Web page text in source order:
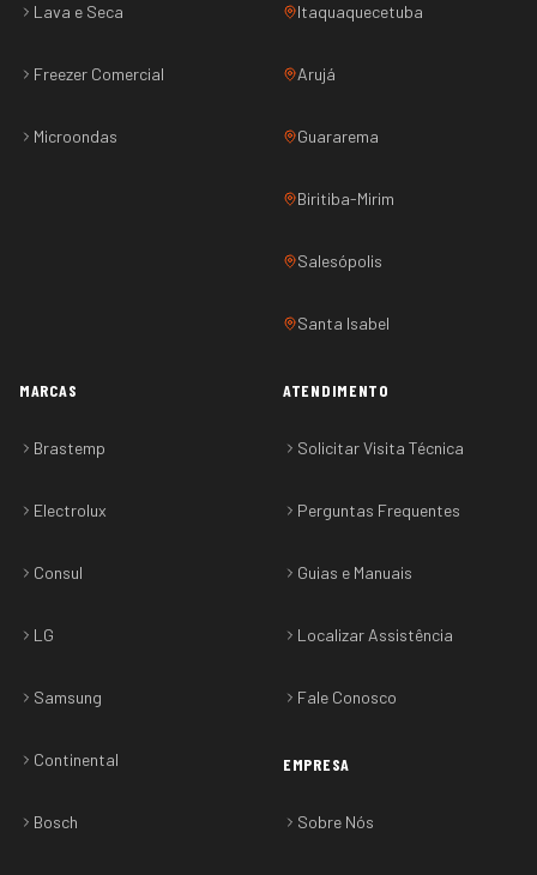
Lava e Seca
Freezer Comercial
Microondas
Itaquaquecetuba
Arujá
Guararema
Biritiba-Mirim
Salesópolis
Santa Isabel
MARCAS
Brastemp
Electrolux
Consul
LG
Samsung
Continental
Bosch
ATENDIMENTO
Solicitar Visita Técnica
Perguntas Frequentes
Guias e Manuais
Localizar Assistência
Fale Conosco
EMPRESA
Sobre Nós